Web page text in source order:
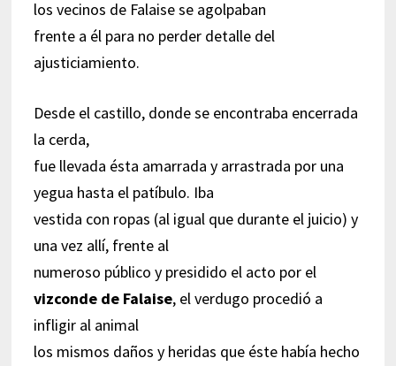
los vecinos de Falaise se agolpaban
frente a él para no perder detalle del
ajusticiamiento.
Desde el castillo, donde se encontraba encerrada
la cerda,
fue llevada ésta amarrada y arrastrada por una
yegua hasta el patíbulo. Iba
vestida con ropas (al igual que durante el juicio) y
una vez allí, frente al
numeroso público y presidido el acto por el
vizconde de Falaise, el verdugo procedió a
infligir al animal
los mismos daños y heridas que éste había hecho